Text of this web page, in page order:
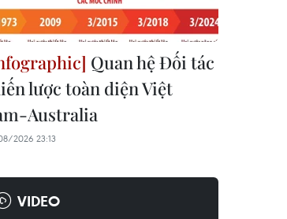
Quan hệ Đối tác
lược toàn diện Việt
Australia
2026 23:13
VIDEO